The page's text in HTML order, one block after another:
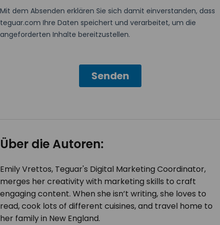
Über die Autoren:
Emily Vrettos, Teguar's Digital Marketing Coordinator,
merges her creativity with marketing skills to craft
engaging content. When she isn’t writing, she loves to
read, cook lots of different cuisines, and travel home to
her family in New England.